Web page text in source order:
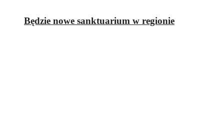
Będzie nowe sanktuarium w regionie